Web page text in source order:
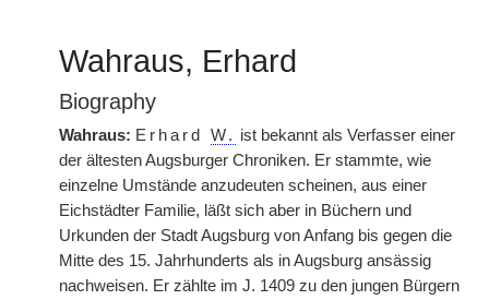
Wahraus, Erhard
Biography
Wahraus: Erhard W. ist bekannt als Verfasser einer
der ältesten Augsburger Chroniken. Er stammte, wie
einzelne Umstände anzudeuten scheinen, aus einer
Eichstädter Familie, läßt sich aber in Büchern und
Urkunden der Stadt Augsburg von Anfang bis gegen die
Mitte des 15. Jahrhunderts als in Augsburg ansässig
nachweisen. Er zählte im J. 1409 zu den jungen Bürgern